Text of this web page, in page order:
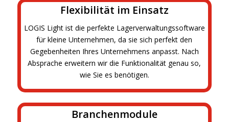
Flexibilität im Einsatz
LOGIS Light ist die perfekte Lagerverwaltungssoftware
für kleine Unternehmen, da sie sich perfekt den
Gegebenheiten Ihres Unternehmens anpasst. Nach
Absprache erweitern wir die Funktionalität genau so,
wie Sie es benötigen.
Branchenmodule